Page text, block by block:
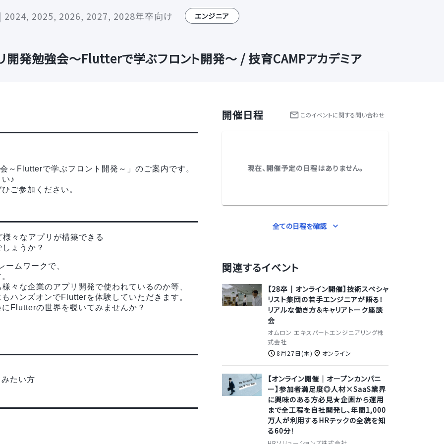
2024, 2025, 2026, 2027, 2028年卒向け エンジニア
発勉強会～Flutterで学ぶフロント開発～ / 技育CAMPアカデミア
～Flutterで学ぶフロント開発～」のご案内です。
♪
ご参加ください。
々なアプリが構築できる
ょうか？
ムワークで、
々な企業のアプリ開発で使われているのか等、
ハンズオンでFlutterを体験していただきます。
Flutterの世界を覗いてみませんか？
たい方
開催日程 このイベントに関する問い合わせ
現在、開催予定の日程はありません。
全ての日程を確認
関連するイベント
【28卒│オンライン開催】技術スペシャ
リスト集団の若手エンジニアが語る！
リアルな働き方＆キャリアトーク座談
会
オムロン エキスパートエンジニアリング株
式会社
8月27日(木)
オンライン
【オンライン開催｜オープンカンパニ
ー】参加者満足度◎人材×SaaS業界
に興味のある方必見★企画から運用
まで全工程を自社開発し、年間1,000
万人が利用するHRテックの全貌を知
る60分！